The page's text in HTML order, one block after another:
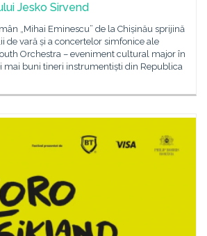
Jesko Sirvend
„Mihai Eminescu” de la Chișinău sprijină
de vară și a concertelor simfonice ale
Orchestra – eveniment cultural major în
mai buni tineri instrumentiști din Republica